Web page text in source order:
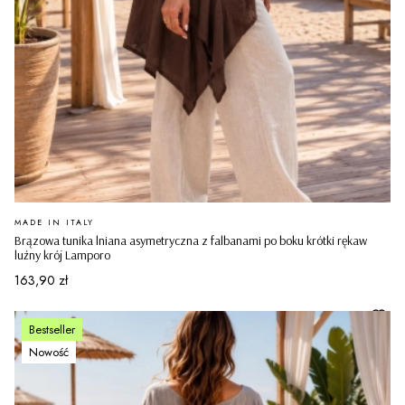
Brązowa tunika lniana asymetryczna z falbanami po boku krótki rękaw
luźny krój Lamporo
PRODUCENT
MADE IN ITALY
Cena
163,90 zł
Bestseller
Nowość